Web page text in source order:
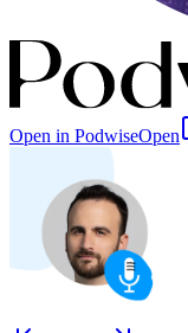
Open in PodwiseOpen